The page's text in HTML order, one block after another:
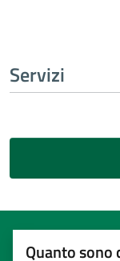
Servizi
Quanto sono